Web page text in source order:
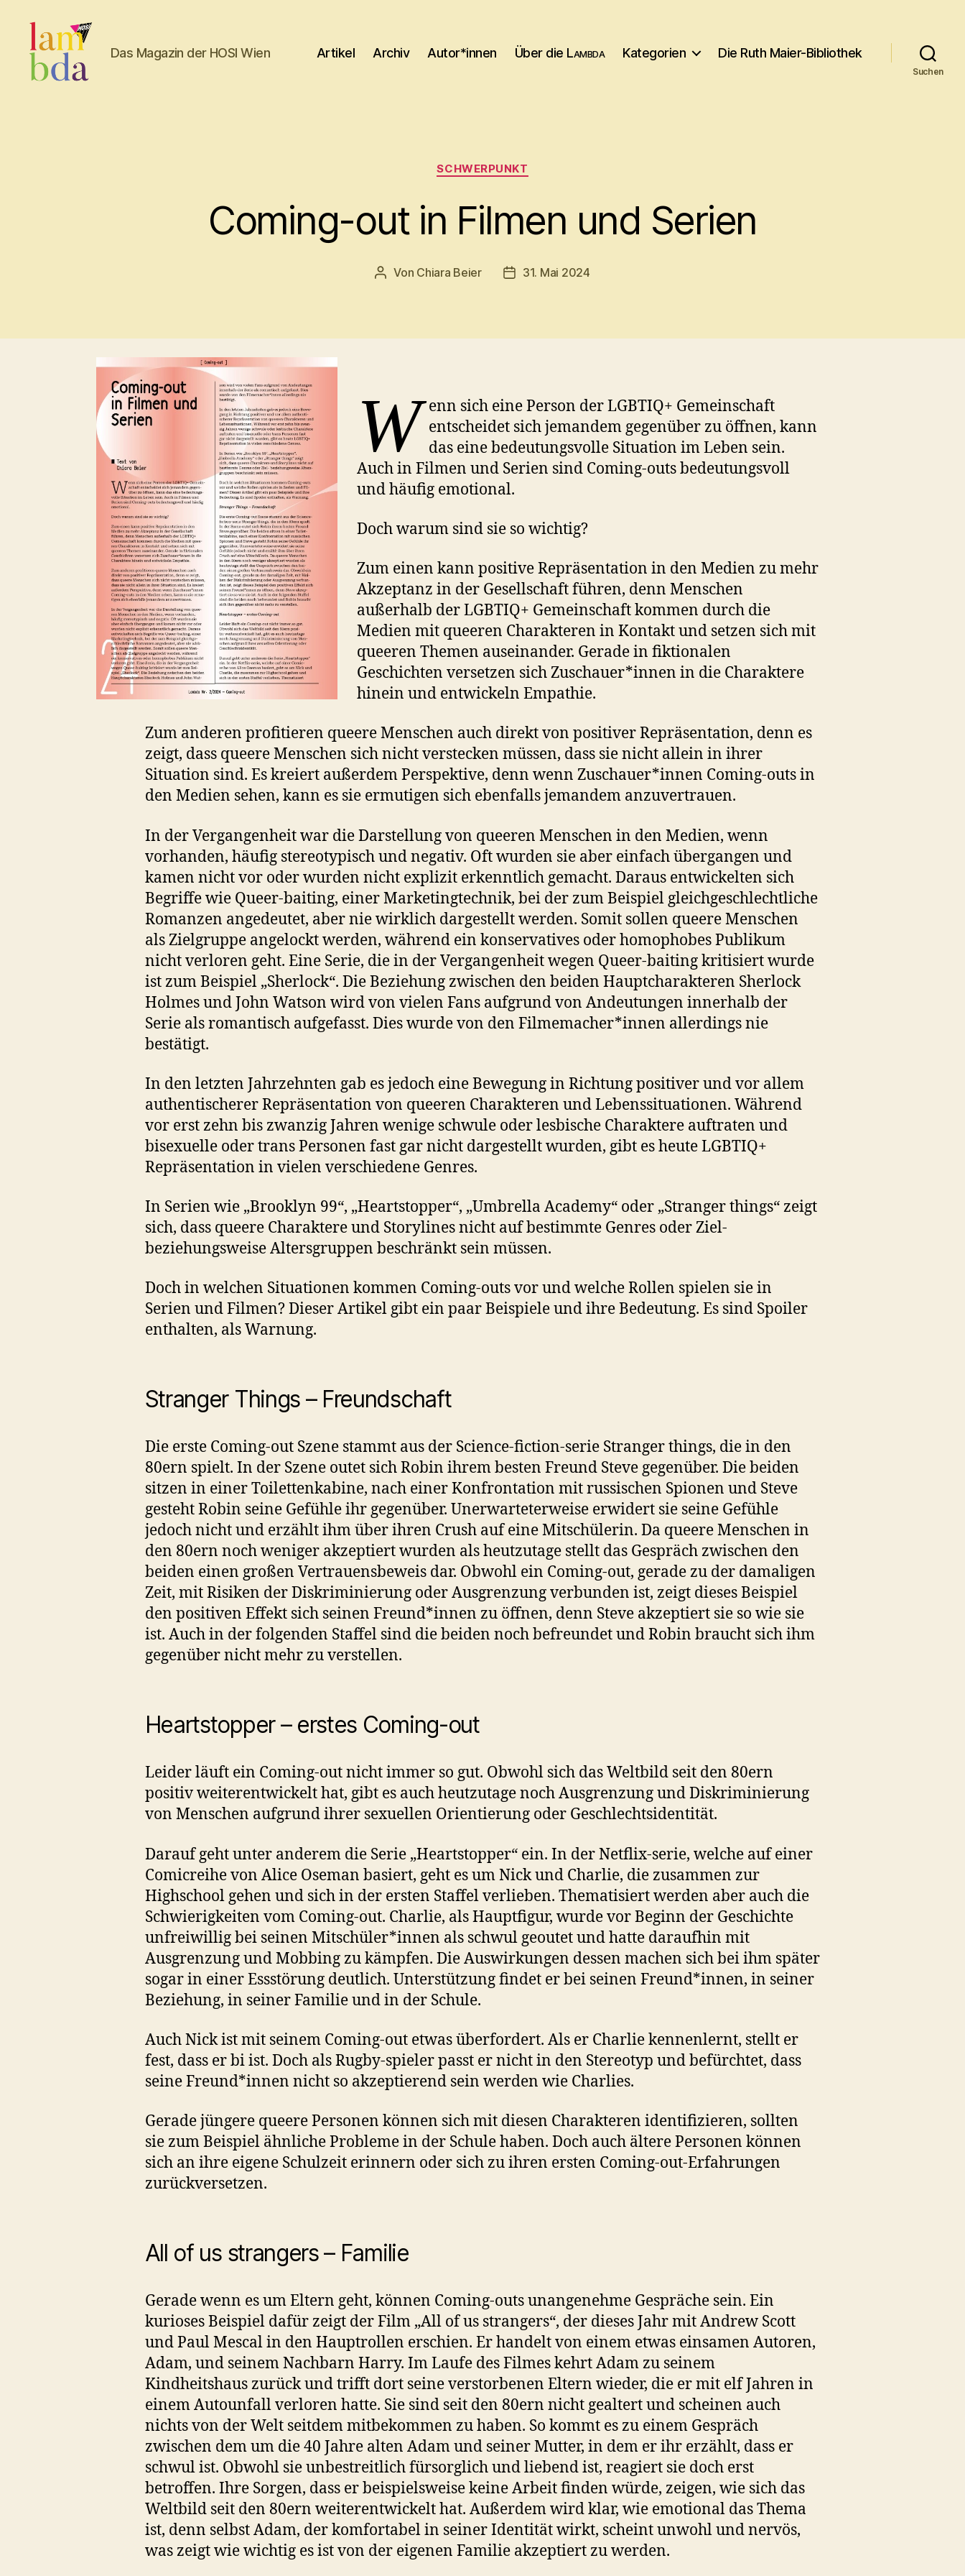
Das Magazin der HOSI Wien Artikel Archiv Autor*innen Über die Lambda Kategorien Die Ruth Maier-Bibliothek
Suchen
Kategorien
SCHWERPUNKT
Coming-out in Filmen und Serien
Beitragsautor
Von Chiara Beier Beitragsdatum
31. Mai 2024
W enn sich eine Person der LGBTIQ+ Gemeinschaft
entscheidet sich jemandem gegenüber zu öffnen, kann
das eine bedeutungsvolle Situation im Leben sein.
Auch in Filmen und Serien sind Coming-outs bedeutungsvoll
und häufig emotional.
Doch warum sind sie so wichtig?
Zum einen kann positive Repräsentation in den Medien zu mehr
Akzeptanz in der Gesellschaft führen, denn Menschen
außerhalb der LGBTIQ+ Gemeinschaft kommen durch die
Medien mit queeren Charakteren in Kontakt und setzen sich mit
queeren Themen auseinander. Gerade in fiktionalen
Geschichten versetzen sich Zuschauer*innen in die Charaktere
hinein und entwickeln Empathie.
Zum anderen profitieren queere Menschen auch direkt von positiver Repräsentation, denn es
zeigt, dass queere Menschen sich nicht verstecken müssen, dass sie nicht allein in ihrer
Situation sind. Es kreiert außerdem Perspektive, denn wenn Zuschauer*innen Coming-outs in
den Medien sehen, kann es sie ermutigen sich ebenfalls jemandem anzuvertrauen.
In der Vergangenheit war die Darstellung von queeren Menschen in den Medien, wenn
vorhanden, häufig stereotypisch und negativ. Oft wurden sie aber einfach übergangen und
kamen nicht vor oder wurden nicht explizit erkenntlich gemacht. Daraus entwickelten sich
Begriffe wie Queer-baiting, einer Marketingtechnik, bei der zum Beispiel gleichgeschlechtliche
Romanzen angedeutet, aber nie wirklich dargestellt werden. Somit sollen queere Menschen
als Zielgruppe angelockt werden, während ein konservatives oder homophobes Publikum
nicht verloren geht. Eine Serie, die in der Vergangenheit wegen Queer-baiting kritisiert wurde
ist zum Beispiel „Sherlock“. Die Beziehung zwischen den beiden Hauptcharakteren Sherlock
Holmes und John Watson wird von vielen Fans aufgrund von Andeutungen innerhalb der
Serie als romantisch aufgefasst. Dies wurde von den Filmemacher*innen allerdings nie
bestätigt.
In den letzten Jahrzehnten gab es jedoch eine Bewegung in Richtung positiver und vor allem
authentischerer Repräsentation von queeren Charakteren und Lebenssituationen. Während
vor erst zehn bis zwanzig Jahren wenige schwule oder lesbische Charaktere auftraten und
bisexuelle oder trans Personen fast gar nicht dargestellt wurden, gibt es heute LGBTIQ+
Repräsentation in vielen verschiedene Genres.
In Serien wie „Brooklyn 99“, „Heartstopper“, „Umbrella Academy“ oder „Stranger things“ zeigt
sich, dass queere Charaktere und Storylines nicht auf bestimmte Genres oder Ziel-
beziehungsweise Altersgruppen beschränkt sein müssen.
Doch in welchen Situationen kommen Coming-outs vor und welche Rollen spielen sie in
Serien und Filmen? Dieser Artikel gibt ein paar Beispiele und ihre Bedeutung. Es sind Spoiler
enthalten, als Warnung.
Stranger Things – Freundschaft
Die erste Coming-out Szene stammt aus der Science-fiction-serie Stranger things, die in den
80ern spielt. In der Szene outet sich Robin ihrem besten Freund Steve gegenüber. Die beiden
sitzen in einer Toilettenkabine, nach einer Konfrontation mit russischen Spionen und Steve
gesteht Robin seine Gefühle ihr gegenüber. Unerwarteterweise erwidert sie seine Gefühle
jedoch nicht und erzählt ihm über ihren Crush auf eine Mitschülerin. Da queere Menschen in
den 80ern noch weniger akzeptiert wurden als heutzutage stellt das Gespräch zwischen den
beiden einen großen Vertrauensbeweis dar. Obwohl ein Coming-out, gerade zu der damaligen
Zeit, mit Risiken der Diskriminierung oder Ausgrenzung verbunden ist, zeigt dieses Beispiel
den positiven Effekt sich seinen Freund*innen zu öffnen, denn Steve akzeptiert sie so wie sie
ist. Auch in der folgenden Staffel sind die beiden noch befreundet und Robin braucht sich ihm
gegenüber nicht mehr zu verstellen.
Heartstopper – erstes Coming-out
Leider läuft ein Coming-out nicht immer so gut. Obwohl sich das Weltbild seit den 80ern
positiv weiterentwickelt hat, gibt es auch heutzutage noch Ausgrenzung und Diskriminierung
von Menschen aufgrund ihrer sexuellen Orientierung oder Geschlechtsidentität.
Darauf geht unter anderem die Serie „Heartstopper“ ein. In der Netflix-serie, welche auf einer
Comicreihe von Alice Oseman basiert, geht es um Nick und Charlie, die zusammen zur
Highschool gehen und sich in der ersten Staffel verlieben. Thematisiert werden aber auch die
Schwierigkeiten vom Coming-out. Charlie, als Hauptfigur, wurde vor Beginn der Geschichte
unfreiwillig bei seinen Mitschüler*innen als schwul geoutet und hatte daraufhin mit
Ausgrenzung und Mobbing zu kämpfen. Die Auswirkungen dessen machen sich bei ihm später
sogar in einer Essstörung deutlich. Unterstützung findet er bei seinen Freund*innen, in seiner
Beziehung, in seiner Familie und in der Schule.
Auch Nick ist mit seinem Coming-out etwas überfordert. Als er Charlie kennenlernt, stellt er
fest, dass er bi ist. Doch als Rugby-spieler passt er nicht in den Stereotyp und befürchtet, dass
seine Freund*innen nicht so akzeptierend sein werden wie Charlies.
Gerade jüngere queere Personen können sich mit diesen Charakteren identifizieren, sollten
sie zum Beispiel ähnliche Probleme in der Schule haben. Doch auch ältere Personen können
sich an ihre eigene Schulzeit erinnern oder sich zu ihren ersten Coming-out-Erfahrungen
zurückversetzen.
All of us strangers – Familie
Gerade wenn es um Eltern geht, können Coming-outs unangenehme Gespräche sein. Ein
kurioses Beispiel dafür zeigt der Film „All of us strangers“, der dieses Jahr mit Andrew Scott
und Paul Mescal in den Hauptrollen erschien. Er handelt von einem etwas einsamen Autoren,
Adam, und seinem Nachbarn Harry. Im Laufe des Filmes kehrt Adam zu seinem
Kindheitshaus zurück und trifft dort seine verstorbenen Eltern wieder, die er mit elf Jahren in
einem Autounfall verloren hatte. Sie sind seit den 80ern nicht gealtert und scheinen auch
nichts von der Welt seitdem mitbekommen zu haben. So kommt es zu einem Gespräch
zwischen dem um die 40 Jahre alten Adam und seiner Mutter, in dem er ihr erzählt, dass er
schwul ist. Obwohl sie unbestreitlich fürsorglich und liebend ist, reagiert sie doch erst
betroffen. Ihre Sorgen, dass er beispielsweise keine Arbeit finden würde, zeigen, wie sich das
Weltbild seit den 80ern weiterentwickelt hat. Außerdem wird klar, wie emotional das Thema
ist, denn selbst Adam, der komfortabel in seiner Identität wirkt, scheint unwohl und nervös,
was zeigt wie wichtig es ist von der eigenen Familie akzeptiert zu werden.